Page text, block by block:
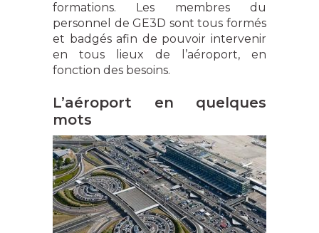
formations. Les membres du
personnel de GE3D sont tous formés
et badgés afin de pouvoir intervenir
en tous lieux de l’aéroport, en
fonction des besoins.
L’aéroport en quelques
mots